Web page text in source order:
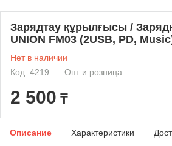
Зарядтау құрылғысы /
UNION FM03 (2USB, PD,
Нет в наличии
Код: 4219
Опт и розница
2 500 ₸
Описание Характеристики